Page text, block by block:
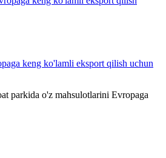
keng ko'lamli eksport qilish uchun
parkida o'z mahsulotlarini Evropaga